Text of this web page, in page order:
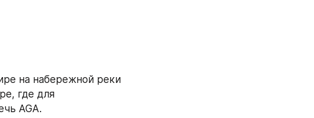
на набережной реки
где для
AGA.